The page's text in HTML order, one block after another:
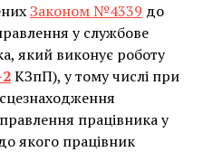
Законом №4339 до
у службове
який виконує роботу
КЗпП), у тому числі при
працівника у
якого працівник